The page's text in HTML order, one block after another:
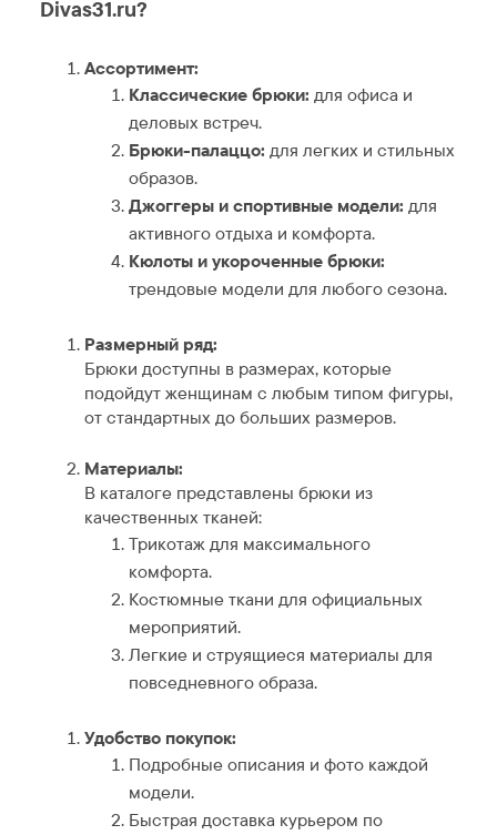
Divas31.ru?
Ассортимент:
Классические брюки: для офиса и
деловых встреч.
Брюки-палаццо: для легких и стильных
образов.
Джоггеры и спортивные модели: для
активного отдыха и комфорта.
Кюлоты и укороченные брюки:
трендовые модели для любого сезона.
Размерный ряд:
Брюки доступны в размерах, которые
подойдут женщинам с любым типом фигуры,
от стандартных до больших размеров.
Материалы:
В каталоге представлены брюки из
качественных тканей:
Трикотаж для максимального
комфорта.
Костюмные ткани для официальных
мероприятий.
Легкие и струящиеся материалы для
повседневного образа.
Удобство покупок:
Подробные описания и фото каждой
модели.
Быстрая доставка курьером по